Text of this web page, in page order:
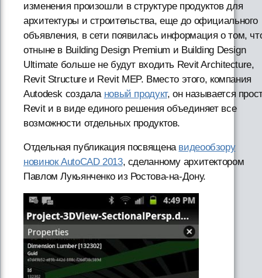
изменения произошли в структуре продуктов для
архитектуры и строительства, еще до официального
объявления, в сети появилась информация о том,
отныне в Building Design Premium и Building Design
Ultimate больше не будут входить Revit Architecture,
Revit Structure и Revit MEP. Вместо этого, компания
Autodesk создала новый продукт, он называется
Revit и в виде единого решения объединяет все
возможности отдельных продуктов.
Отдельная публикация посвящена видеообзору
новинок AutoCAD 2013, сделанному архитектором
Павлом Лукьянченко из Ростова-на-Дону.